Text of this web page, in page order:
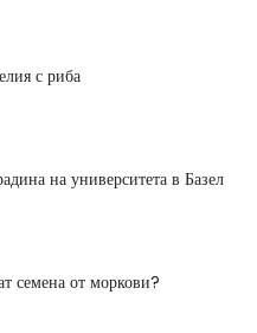
с риба
на университета в Базел
семена от моркови?